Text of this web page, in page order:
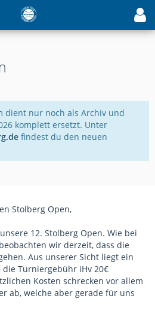
dient nur noch als Archiv und
komplett ersetzt. Unter
findest du den neuen
Stolberg Open,
12. Stolberg Open. Wie bei
wir derzeit, dass die
Aus unserer Sicht liegt ein
Turniergebühr iHv 20€
Kosten schrecken vor allem
ab, welche aber gerade für uns